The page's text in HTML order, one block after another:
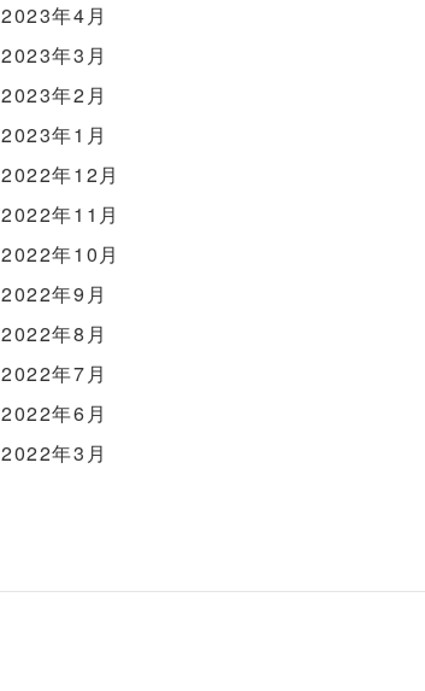
2023年4月
2023年3月
2023年2月
2023年1月
2022年12月
2022年11月
2022年10月
2022年9月
2022年8月
2022年7月
2022年6月
2022年3月